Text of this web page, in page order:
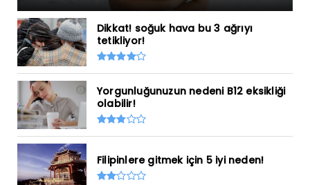
Dikkat! soğuk hava bu 3 ağrıyı
tetikliyor!
Yorgunluğunuzun nedeni B12 eksikliği
olabilir!
Filipinlere gitmek için 5 iyi neden!